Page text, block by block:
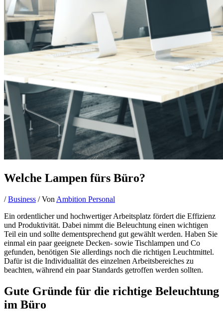
Welche Lampen fürs Büro?
/Business / Von Ambition Personal
Ein ordentlicher und hochwertiger Arbeitsplatz fördert die Effizienz
und Produktivität. Dabei nimmt die Beleuchtung einen wichtigen
Teil ein und sollte dementsprechend gut gewählt werden. Haben Sie
einmal ein paar geeignete Decken- sowie Tischlampen und Co
gefunden, benötigen Sie allerdings noch die richtigen Leuchtmittel.
Dafür ist die Individualität des einzelnen Arbeitsbereiches zu
beachten, während ein paar Standards getroffen werden sollten.
Gute Gründe für die richtige Beleuchtung
im Büro